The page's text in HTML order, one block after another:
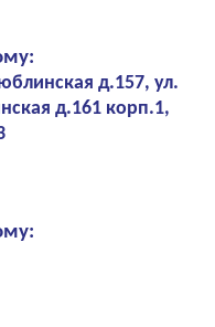
д.157, ул.
д.161 корп.1,